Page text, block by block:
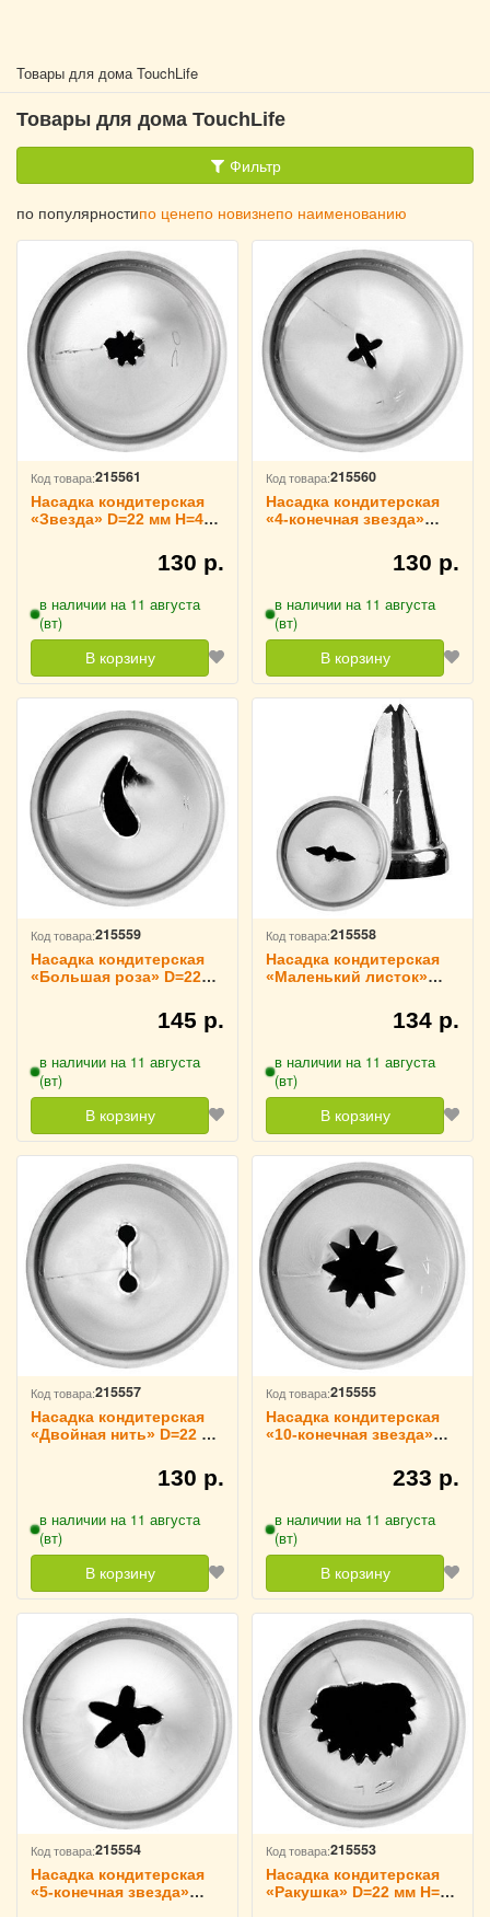
Товары для дома TouchLife
Товары для дома TouchLife
Фильтр
по популярностипо ценепо новизнепо наименованию
Код товара:215561
Насадка кондитерская
«Звезда» D=22 мм H=40
130 р.
в наличии на 11 августа
(вт)
В корзину
Код товара:215560
Насадка кондитерская
«4-конечная звезда»
TouchLife, 213766130 р.
в наличии на 11 августа
(вт)
В корзину
Код товара:215559
Насадка кондитерская
«Большая роза» D=22
145 р.
в наличии на 11 августа
(вт)
В корзину
Код товара:215558
Насадка кондитерская
«Маленький листок»
TouchLife, 213764134 р.
в наличии на 11 августа
(вт)
В корзину
Код товара:215557
Насадка кондитерская
«Двойная нить» D=22 мм
130 р.
в наличии на 11 августа
(вт)
В корзину
Код товара:215555
Насадка кондитерская
«10-конечная звезда»
TouchLife, 213761233 р.
в наличии на 11 августа
(вт)
В корзину
Код товара:215554
Насадка кондитерская
«5-конечная звезда»
Код товара:215553
Насадка кондитерская
«Ракушка» D=22 мм H=30